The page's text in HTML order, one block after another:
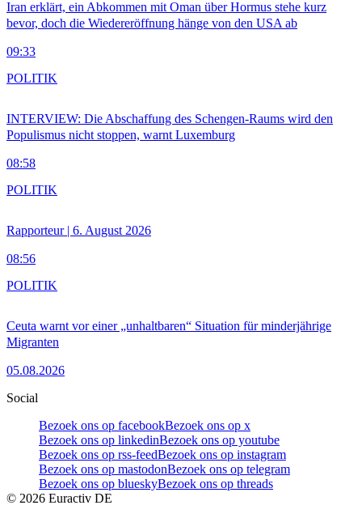
Iran erklärt, ein Abkommen mit Oman über Hormus stehe kurz
bevor, doch die Wiedereröffnung hänge von den USA ab
09:33
INTERVIEW: Die Abschaffung des Schengen-Raums wird den
Populismus nicht stoppen, warnt Luxemburg
08:58
POLITIK
Rapporteur | 6. August 2026
08:56
POLITIK
Ceuta warnt vor einer „unhaltbaren“ Situation für minderjährige
Migranten
05.08.2026
POLITIK
Social
Bezoek ons op facebookBezoek ons op x
Bezoek ons op linkedinBezoek ons op youtube
Bezoek ons op rss-feedBezoek ons op instagram
Bezoek ons op mastodonBezoek ons op telegram
Bezoek ons op blueskyBezoek ons op threads
© 2026 Euractiv DE